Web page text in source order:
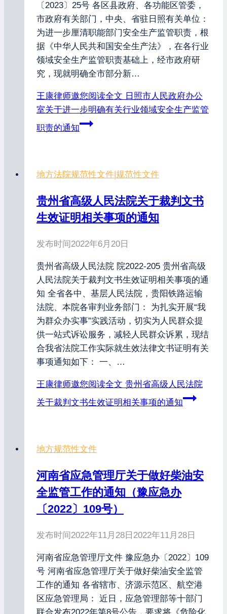
〔2023〕25号 各区县政府、各功能区管委，
市政府有关部门，中央、省驻日照有关单位：
为进一步厘清职能部门安全生产监管职责，根
据《中华人民共和国安全生产法》，在各行业
领域安全生产监管职责基础上，经市政府研
究，现就明确全市部分新…
王康律师邀您阅读全文 日照市人民政府办公
室关于进一步明确有关行业领域安全生产监管
职责的通知
地方法院规范性文件|规范性文件
贵州省高级人民法院关于裁判文书
生效证明相关事项的通知
发布时间2022年6月20日
贵州省高级人民法院 院2022-205 贵州省高级
人民法院关于裁判文书生效证明相关事项的通
知 全省各中、基层人民法院，贵阳铁路运输
法院、本院各审判业务部门： 为扎实开展“我
为群众办实事”实践活动，切实为人民群众提
供一站式诉讼服务，减轻人民群众诉累，现结
合我省法院工作实际就生效法律文书证明有关
事项通知如下： 一、…
王康律师邀您阅读全文 贵州省高级人民法院
关于裁判文书生效证明相关事项的通知
地方规范性文件
河南省应急管理厅关于做好柴油安
全监管工作的通知（豫应急办
〔2022〕109号）
发布时间2022年11月28日 2022年11月28日
河南省应急管理厅文件 豫应急办〔2022〕109
号 河南省应急管理厅关于做好柴油安全监管
工作的通知 各省辖市、济源示范区、航空港
区应急管理局： 近日，应急管理部等十部门